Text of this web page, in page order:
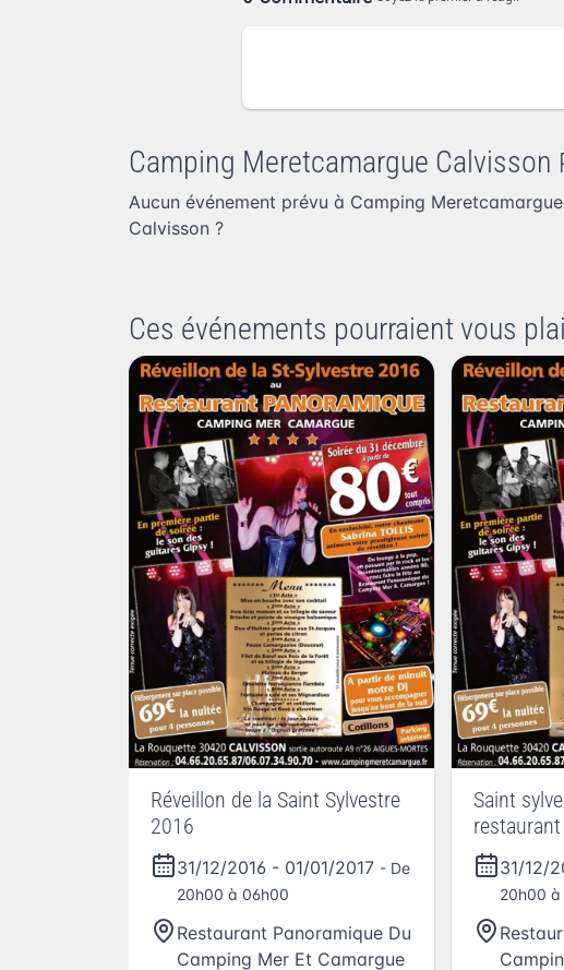
Camping Meretcamargue Calvisson
Aucun événement prévu à Camping
Calvisson ?
Ces événements pourraient vous
Réveillon de la Saint Sylvestre
2016
31/12/2016 - 01/01/2017 - De
20h00 à 06h00
Restaurant Panoramique Du
Camping Mer Et Camargue
Saint
calvisson
31/12/
20h00